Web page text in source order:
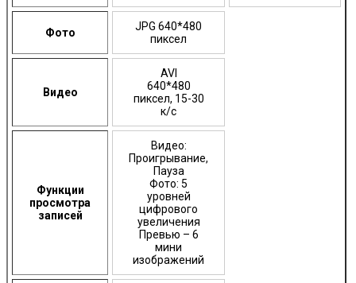
Фото
JPG 640*480
пиксел
Видео
AVI
640*480
пиксел, 15-30
к/c
Функции
просмотра
записей
Видео:
Проигрывание,
Пауза
Фото: 5
уровней
цифрового
увеличения
Превью – 6
мини
изображений